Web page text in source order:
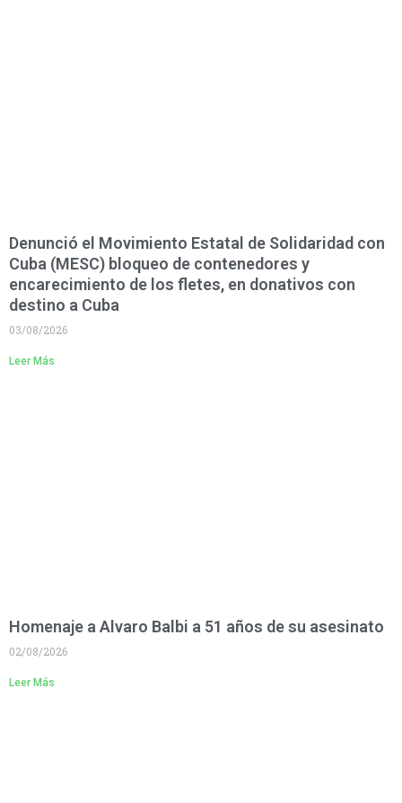
Denunció el Movimiento Estatal de Solidaridad con
Cuba (MESC) bloqueo de contenedores y
encarecimiento de los fletes, en donativos con
destino a Cuba
03/08/2026
Leer Más
Homenaje a Alvaro Balbi a 51 años de su asesinato
02/08/2026
Leer Más